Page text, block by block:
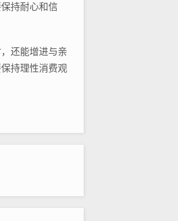
持耐心和信
还能增进与亲
持理性消费观